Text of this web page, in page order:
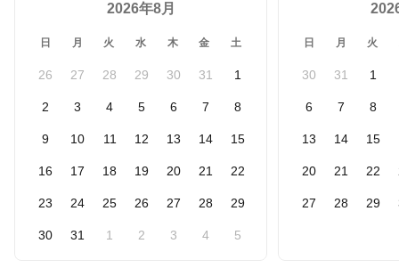
2026年8月
日 月 火 水 木 金 土
26 27 28 29 30 31 1
2 3 4 5 6 7 8
9 10 11 12 13 14 15
16 17 18 19 20 21 22
23 24 25 26 27 28 29
30 31 1 2 3 4 5
日 月 火
30 31 1
6 7 8
13 14 15
20 21 22
27 28 29